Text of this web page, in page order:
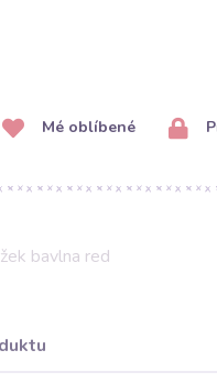
Mé oblíbené
bavlna red